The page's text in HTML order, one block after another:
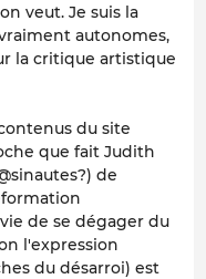
veut. Je suis la
autonomes,
la critique artistique
du site
que fait Judith
de
de se dégager du
l'expression
du désarroi) est